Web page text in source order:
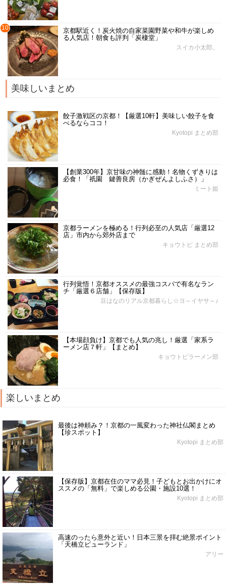
10
京都駅近く！炭火焼の自家菜園野菜や和牛が楽しめ
る人気店！朝食も評判「炭棲堂」
スイカ小太郎。
美味しいまとめ
餃子激戦区の京都！【厳選10軒】美味しい餃子を食
べるならココ！
Kyotopi まとめ部
【創業300年】京甘味の神髄に感動！名物くずきりは
必食！「祇園 鍵善良房（かぎぜんよしふさ）」
ミート姫
京都ラーメンを極める！行列必至の人気店「厳選12
店」市内から郊外店まで
キョウトピ まとめ部
行列覚悟！京都オススメの最強コスパで有名なラン
チ「厳選６店舗」【保存版】
豆はなのリアル京都暮らし☆ヨ～イヤサ～♪
【本場顔負け】京都でも人気の兆し！厳選「家系ラ
ーメン店７軒」【まとめ】
キョウトピラーメン部
楽しいまとめ
最後は神頼み？！京都の一風変わった神社仏閣まとめ
【珍スポット】
Kyotopi まとめ部
【保存版】京都在住のママ必見！子どもとお出かけにオ
ススメの「無料」で楽しめる公園・施設10選！
Kyotopi まとめ部
高速のったら意外と近い！日本三景を拝む絶景ポイント
「天橋立ビューランド」
アリー